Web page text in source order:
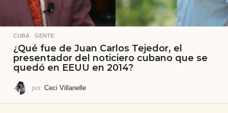
CUBA ,GENTE
¿Qué fue de Juan Carlos Tejedor, el
presentador del noticiero cubano que se
quedó en EEUU en 2014?
por Ceci Villanelle